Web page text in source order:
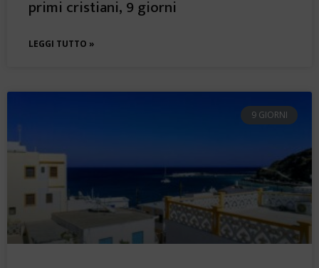
primi cristiani, 9 giorni
LEGGI TUTTO »
9 GIORNI